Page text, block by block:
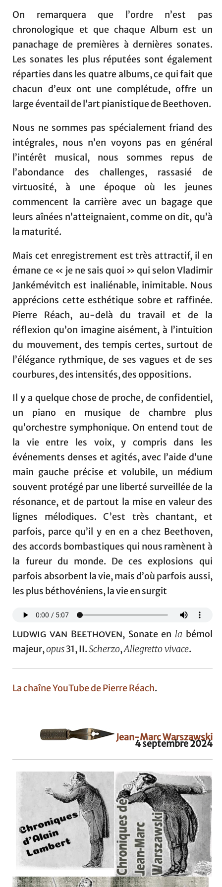
On remarquera que l’ordre n’est pas
chronologique et que chaque Album est un
panachage de premières à dernières sonates.
Les sonates les plus réputées sont également
réparties dans les quatre albums, ce qui fait que
chacun d’eux ont une complétude, offre un
large éventail de l’art pianistique de Beethoven.
Nous ne sommes pas spécialement friand des
intégrales, nous n’en voyons pas en général
l’intérêt musical, nous sommes repus de
l’abondance des challenges, rassasié de
virtuosité, à une époque où les jeunes
commencent la carrière avec un bagage que
leurs aînées n’atteignaient, comme on dit, qu’à
la maturité.
Mais cet enregistrement est très attractif, il en
émane ce « je ne sais quoi » qui selon Vladimir
Jankémévitch est inaliénable, inimitable. Nous
apprécions cette esthétique sobre et raffinée.
Pierre Réach, au-delà du travail et de la
réflexion qu’on imagine aisément, à l’intuition
du mouvement, des tempis certes, surtout de
l’élégance rythmique, de ses vagues et de ses
courbures, des intensités, des oppositions.
Il y a quelque chose de proche, de confidentiel,
un piano en musique de chambre plus
qu’orchestre symphonique. On entend tout de
la vie entre les voix, y compris dans les
événements denses et agités, avec l’aide d’une
main gauche précise et volubile, un médium
souvent protégé par une liberté surveillée de la
résonance, et de partout la mise en valeur des
lignes mélodiques. C’est très chantant, et
parfois, parce qu’il y en en a chez Beethoven,
des accords bombastiques qui nous ramènent à
la fureur du monde. De ces explosions qui
parfois absorbent la vie, mais d’où parfois aussi,
les plus béthovéniens, la vie en surgit
Ludwig van Beethoven, Sonate en la bémol
majeur,opus31, II.Scherzo,Allegretto vivace.
La chaîne YouTube de Pierre Réach.
Jean-Marc Warszawski
4 septembre 2024